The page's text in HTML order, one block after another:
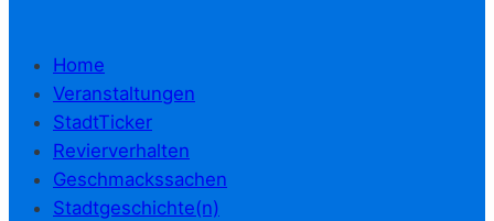
Home
Veranstaltungen
StadtTicker
Revierverhalten
Geschmackssachen
Stadtgeschichte(n)